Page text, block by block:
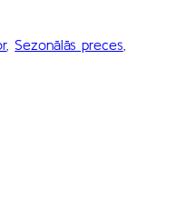
, Sezonālās preces